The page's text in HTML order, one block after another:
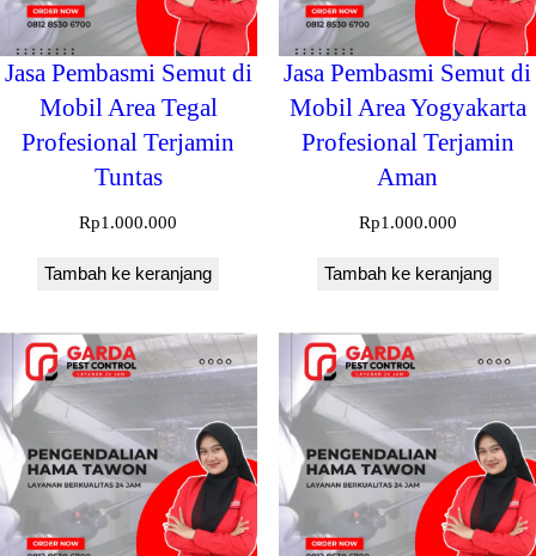
Jasa Pembasmi Semut di
Mobil Area Tegal
Profesional Terjamin
Tuntas
Rp1.000.000
Tambah ke keranjang
Jasa Pembasmi Semut di
Mobil Area Yogyakarta
Profesional Terjamin
Aman
Rp1.000.000
Tambah ke keranjang